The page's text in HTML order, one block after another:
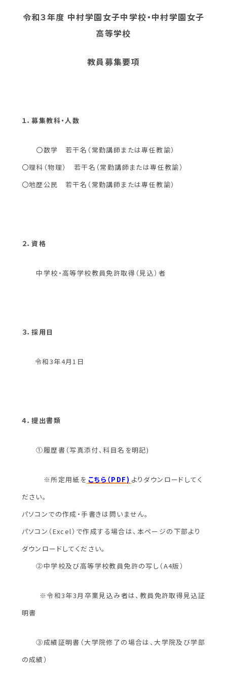
令和３年度 中村学園女子中学校・中村学園女子
高等学校
教員募集要項
１．募集教科・人数
〇数学 若干名（常勤講師または専任教諭）
〇理科（物理） 若干名（常勤講師または専任教諭）
〇地歴公民 若干名（常勤講師または専任教諭）
２．資格
中学校・高等学校教員免許取得（見込）者
３．採用日
令和3年4月1日
４．提出書類
①履歴書（写真添付、科目名を明記)
※所定用紙を こちら（PDF) よりダウンロードしてく
ださい。
パソコンでの作成・手書きは問いません。
パソコン（Excel）で作成する場合は、本ページの下部より
ダウンロードしてください。
②中学校及び高等学校教員免許の写し（A4版）
※令和3年3月卒業見込み者は、教員免許取得見込証
明書
③成績証明書（大学院修了の場合は、大学院及び学部
の成績）